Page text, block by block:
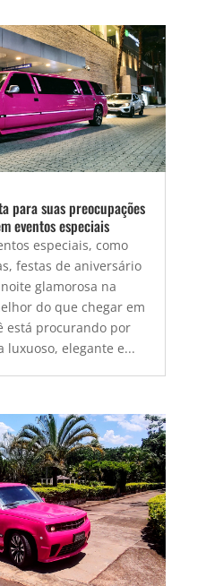
para suas preocupações
eventos especiais
especiais, como
festas de aniversário
glamorosa na
do que chegar em
está procurando por
luxuoso, elegante e...